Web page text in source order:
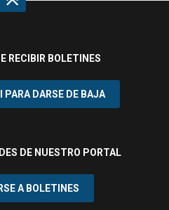
RECIBIR BOLETINES
PARA DARSE DE BAJA
DE NUESTRO PORTAL
A BOLETINES
cookies y política de privacidad?
utiliza cookies para
no participar si lo desea. Puede
Aceptar Configurar cookies